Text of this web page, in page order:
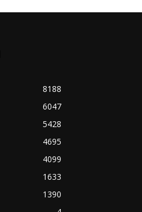
8188
6047
5428
4695
4099
1633
1390